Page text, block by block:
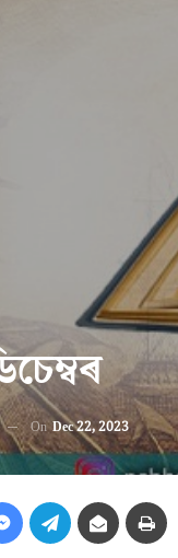
OnDec 22, 2023